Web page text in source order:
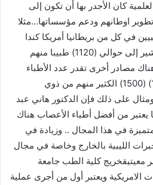
كان الأجدر بها أن تكون إلى
اوطانهم ودعم مؤسساتها…مثلا
في كل من بريطانيا أمريكا كندا
استراليا فإن بعض المصادر تشير إلى حوالي (1120) طبيبا منهم
مصادر أخرى تقدر عدد الأطباء
الليبيين بالخارج ما بين (1250) (1500) الكثير منهم من ذوي
على ذلك فإن الدكتور هاني عبد
يعتبر من أفضل أطباء الأعصاب هناك
في هذا المجال .. وزيادة في
الليبية بالخارج وخاصة في مجال
معيتيقخريج كلية الطب جامعة
الامريكية ويعتبر أول من أجرى عملية